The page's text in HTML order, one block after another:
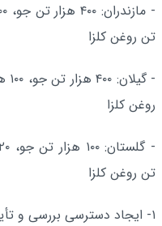
تن روغن کلزا
روغن کلزا
تن روغن کلزا